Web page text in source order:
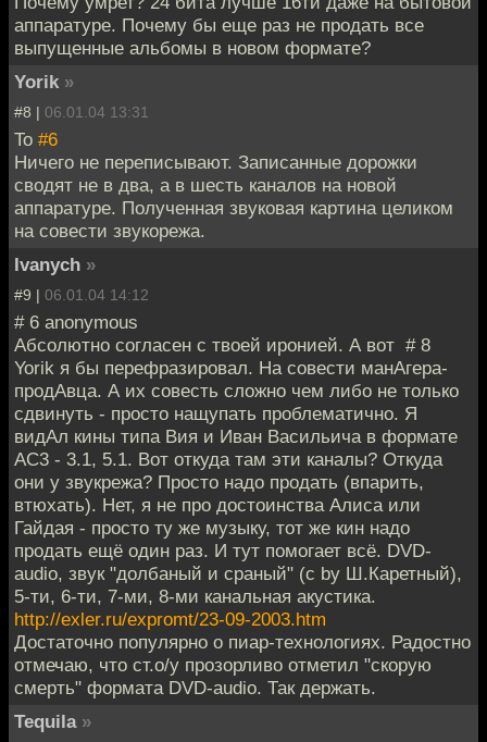
аппаратуре. Почему бы еще раз не продать все
выпущенные альбомы в новом формате?
Yorik »
#8 | 06.01.04 13:31
To #6
Ничего не переписывают. Записанные дорожки
сводят не в два, а в шесть каналов на новой
аппаратуре. Полученная звуковая картина целиком
на совести звукорежа.
Ivanych »
#9 | 06.01.04 14:12
# 6 anonymous
Абсолютно согласен с твоей иронией. А вот # 8
Yorik я бы перефразировал. На совести манАгера-
продАвца. А их совесть сложно чем либо не только
сдвинуть - просто нащупать проблематично. Я
видАл кины типа Вия и Иван Васильича в формате
AC3 - 3.1, 5.1. Вот откуда там эти каналы? Откуда
они у звукрежа? Просто надо продать (впарить,
втюхать). Нет, я не про достоинства Алиса или
Гайдая - просто ту же музыку, тот же кин надо
продать ещё один раз. И тут помогает всё. DVD-
audio, звук "долбаный и сраный" (c by Ш.Каретный),
5-ти, 6-ти, 7-ми, 8-ми канальная акустика.
http://exler.ru/expromt/23-09-2003.htm
Достаточно популярно о пиар-технологиях. Радостно
отмечаю, что ст.о/у прозорливо отметил "скорую
смерть" формата DVD-audio. Так держать.
Tequila »